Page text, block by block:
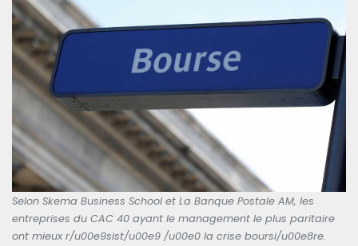
Selon Skema Business School et La Banque Postale AM, les
entreprises du CAC 40 ayant le management le plus paritaire
ont mieux r/u00e9sist/u00e9 /u00e0 la crise boursi/u00e8re.